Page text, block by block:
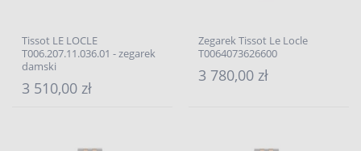
Tissot LE LOCLE
T006.207.11.036.01 - zegarek
damski
3 510,00 zł
Zegarek Tissot Le Locle
T0064073626600
3 780,00 zł